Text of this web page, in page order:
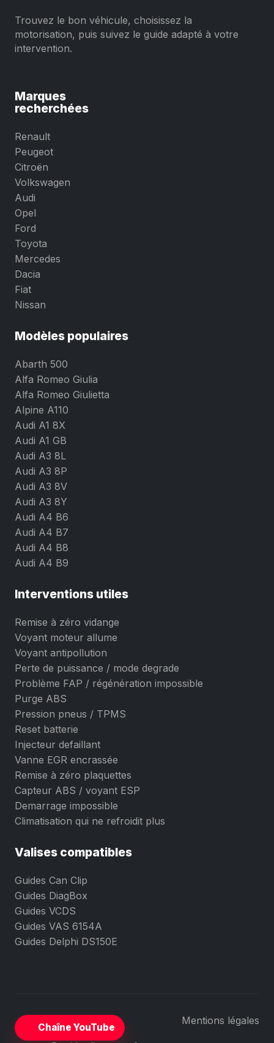
Trouvez le bon véhicule, choisissez la
motorisation, puis suivez le guide adapté à votre
intervention.
Marques
recherchées
Renault
Peugeot
Citroën
Volkswagen
Audi
Opel
Ford
Toyota
Mercedes
Dacia
Fiat
Nissan
Modèles populaires
Abarth 500
Alfa Romeo Giulia
Alfa Romeo Giulietta
Alpine A110
Audi A1 8X
Audi A1 GB
Audi A3 8L
Audi A3 8P
Audi A3 8V
Audi A3 8Y
Audi A4 B6
Audi A4 B7
Audi A4 B8
Audi A4 B9
Interventions utiles
Remise à zéro vidange
Voyant moteur allume
Voyant antipollution
Perte de puissance / mode degrade
Problème FAP / régénération impossible
Purge ABS
Pression pneus / TPMS
Reset batterie
Injecteur defaillant
Vanne EGR encrassée
Remise à zéro plaquettes
Capteur ABS / voyant ESP
Demarrage impossible
Climatisation qui ne refroidit plus
Valises compatibles
Guides Can Clip
Guides DiagBox
Guides VCDS
Guides VAS 6154A
Guides Delphi DS150E
Chaîne YouTube
Mentions légales